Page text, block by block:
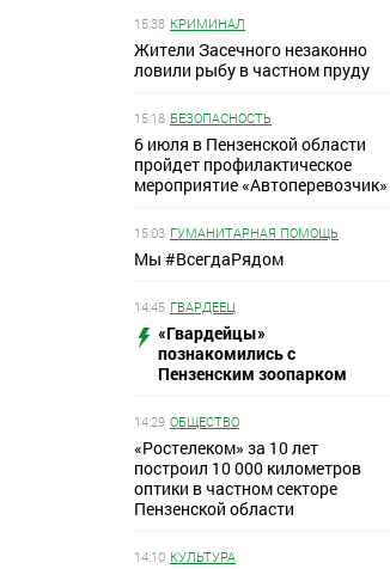
15:38 КРИМИНАЛ
Жители Засечного незаконно
ловили рыбу в частном пруду
15:18 БЕЗОПАСНОСТЬ
6 июля в Пензенской области
пройдет профилактическое
мероприятие «Автоперевозчик»
15:03 ГУМАНИТАРНАЯ ПОМОЩЬ
Мы #ВсегдаРядом
14:45 ГВАРДЕЕЦ
«Гвардейцы»
познакомились с
Пензенским зоопарком
14:29 ОБЩЕСТВО
«Ростелеком» за 10 лет
построил 10 000 километров
оптики в частном секторе
Пензенской области
14:10 КУЛЬТУРА